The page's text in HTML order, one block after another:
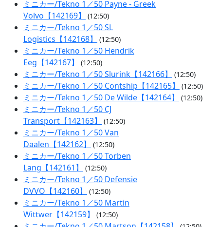
ミニカー/Tekno 1／50 Payne - Greek
Volvo【142169】
(12:50)
ミニカー/Tekno 1／50 SL
Logistics【142168】
(12:50)
ミニカー/Tekno 1／50 Hendrik
Eeg【142167】
(12:50)
ミニカー/Tekno 1／50 Slurink【142166】 (12:50)
ミニカー/Tekno 1／50 Contship【142165】 (12:50)
ミニカー/Tekno 1／50 De Wilde【142164】 (12:50)
ミニカー/Tekno 1／50 CJ
Transport【142163】
(12:50)
ミニカー/Tekno 1／50 Van
Daalen【142162】
(12:50)
ミニカー/Tekno 1／50 Torben
Lang【142161】
(12:50)
ミニカー/Tekno 1／50 Defensie
DVVO【142160】
(12:50)
ミニカー/Tekno 1／50 Martin
Wittwer【142159】
(12:50)